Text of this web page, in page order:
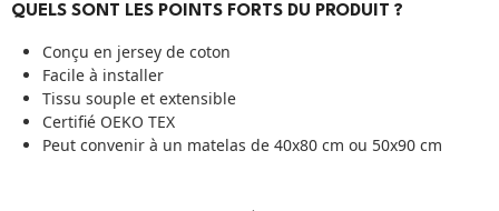
QUELS SONT LES POINTS FORTS DU PRODUIT ?
Conçu en jersey de coton
Facile à installer
Tissu souple et extensible
Certifié OEKO TEX
Peut convenir à un matelas de 40x80 cm ou 50x90 cm